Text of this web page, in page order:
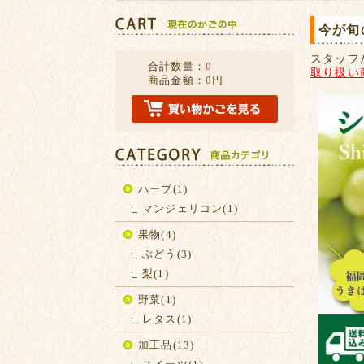
今が旬
スタッ
取り扱い
合計数量： 0
商品金額： 0円
ハーブ(1)
マンジェリコン(1)
果物(4)
ぶどう(3)
梨(1)
野菜(1)
レタス(1)
加工品(13)